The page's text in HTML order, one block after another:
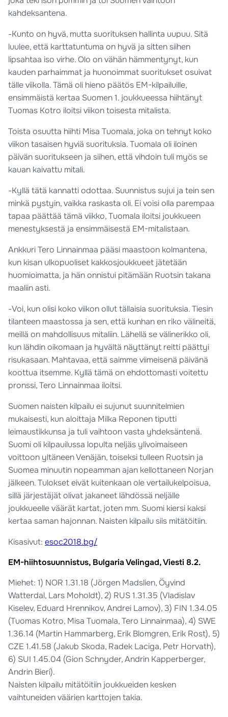
kahdeksantena.
-Kunto on hyvä, mutta suorituksen hallinta uupuu. Sitä
luulee, että karttatuntuma on hyvä ja sitten siihen
lipsahtaa iso virhe. Olo on vähän hämmentynyt, kun
kauden parhaimmat ja huonoimmat suoritukset osuivat
tälle viikolla. Tämä oli hieno päätös EM-kilpailuille,
ensimmäistä kertaa Suomen 1. joukkueessa hiihtänyt
Tuomas Kotro iloitsi viikon toisesta mitalista.
Toista osuutta hiihti Misa Tuomala, joka on tehnyt koko
viikon tasaisen hyviä suorituksia. Tuomala oli iloinen
päivän suoritukseen ja siihen, että vihdoin tuli myös se
kauan kaivattu mitali.
-Kyllä tätä kannatti odottaa. Suunnistus sujui ja tein sen
minkä pystyin, vaikka raskasta oli. Ei voisi olla parempaa
tapaa päättää tämä viikko, Tuomala iloitsi joukkueen
menestyksestä ja ensimmäisestä EM-mitalistaan.
Ankkuri Tero Linnainmaa pääsi maastoon kolmantena,
kun kisan ulkopuoliset kakkosjoukkueet jätetään
huomioimatta, ja hän onnistui pitämään Ruotsin takana
maaliin asti.
-Voi, kun olisi koko viikon ollut tällaisia suorituksia. Tiesin
tilanteen maastossa ja sen, että kunhan en riko välineitä,
meillä on mahdollisuus mitaliin. Lähellä se välinerikko oli,
kun lähdin oikomaan ja hyvältä näyttänyt reitti päättyi
risukasaan. Mahtavaa, että saimme viimeisenä päivänä
koottua itsemme. Kyllä tämä on ehdottomasti voitettu
pronssi, Tero Linnainmaa iloitsi.
Suomen naisten kilpailu ei sujunut suunnitelmien
mukaisesti, kun aloittaja Milka Reponen tiputti
leimaustikkunsa ja tuli vaihtoon vasta yhdeksäntenä.
Suomi oli kilpauilussa lopulta neljäs ylivoimaiseen
voittoon yltäneen Venäjän, toiseksi tulleen Ruotsin ja
Suomea minuutin nopeamman ajan kellottaneen Norjan
jälkeen. Tulokset eivät kuitenkaan ole vertailukelpoisua,
sillä järjestäjät olivat jakaneet lähdössä neljälle
joukkueelle väärät kartat, joten mm. Suomi kiersi kaksi
kertaa saman hajonnan. Naisten kilpailu siis mitätöitiin.
Kisasivut: esoc2018.bg/
EM-hiihtosuunnistus, Bulgaria Velingad, Viesti 8.2.
Miehet: 1) NOR 1.31.18 (Jörgen Madslien, Öyvind
Watterdal, Lars Moholdt), 2) RUS 1.31.35 (Vladislav
Kiselev, Eduard Hrennikov, Andrei Lamov), 3) FIN 1.34.05
(Tuomas Kotro, Misa Tuomala, Tero Linnainmaa), 4) SWE
1.36.14 (Martin Hammarberg, Erik Blomgren, Erik Rost), 5)
CZE 1.41.58 (Jakub Skoda, Radek Laciga, Petr Horvath),
6) SUI 1.45.04 (Gion Schnyder, Andrin Kapperberger,
Andrin Bieri).
Naisten kilpailu mitätöitiin joukkueiden kesken
vaihtuneiden väärien karttojen takia.